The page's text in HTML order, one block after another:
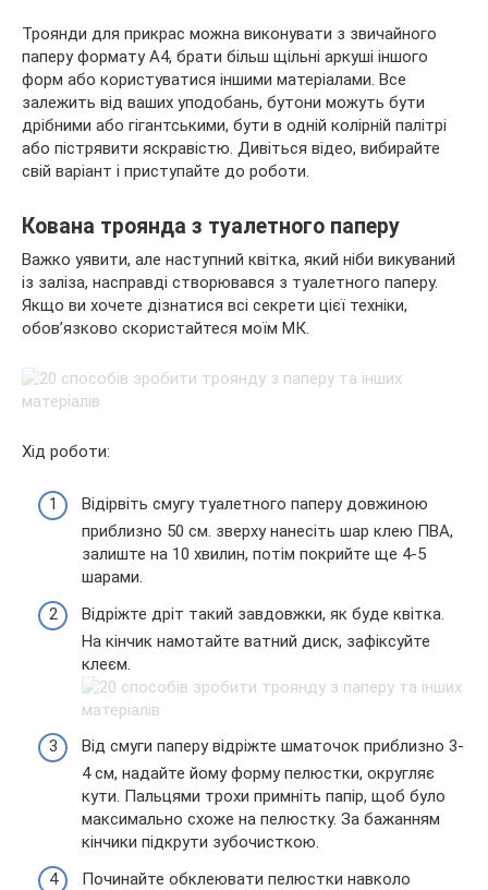
Троянди для прикрас можна виконувати з звичайного
паперу формату А4, брати більш щільні аркуші іншого
форм або користуватися іншими матеріалами. Все
залежить від ваших уподобань, бутони можуть бути
дрібними або гігантськими, бути в одній колірній палітрі
або пістрявити яскравістю. Дивіться відео, вибирайте
свій варіант і приступайте до роботи.
Кована троянда з туалетного паперу
Важко уявити, але наступний квітка, який ніби викуваний
із заліза, насправді створювався з туалетного паперу.
Якщо ви хочете дізнатися всі секрети цієї техніки,
обов’язково скористайтеся моїм МК.
Хід роботи:
Відірвіть смугу туалетного паперу довжиною
приблизно 50 см. зверху нанесіть шар клею ПВА,
залиште на 10 хвилин, потім покрийте ще 4-5
шарами.
Відріжте дріт такий завдовжки, як буде квітка.
На кінчик намотайте ватний диск, зафіксуйте
клеєм.
Від смуги паперу відріжте шматочок приблизно 3-
4 см, надайте йому форму пелюстки, округляє
кути. Пальцями трохи примніть папір, щоб було
максимально схоже на пелюстку. За бажанням
кінчики підкрути зубочисткою.
Починайте обклеювати пелюстки навколо